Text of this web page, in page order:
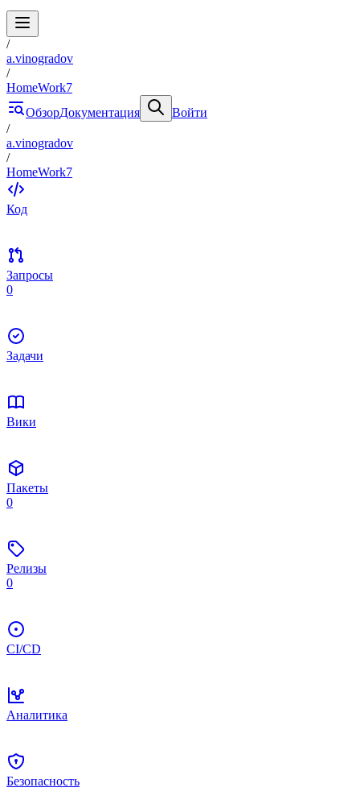
/
a.vinogradov
/
HomeWork7
ОбзорДокументация
Войти
/
a.vinogradov
/
HomeWork7
Код
Запросы
0
Задачи
Вики
Пакеты
0
Релизы
0
CI/CD
Аналитика
Безопасность